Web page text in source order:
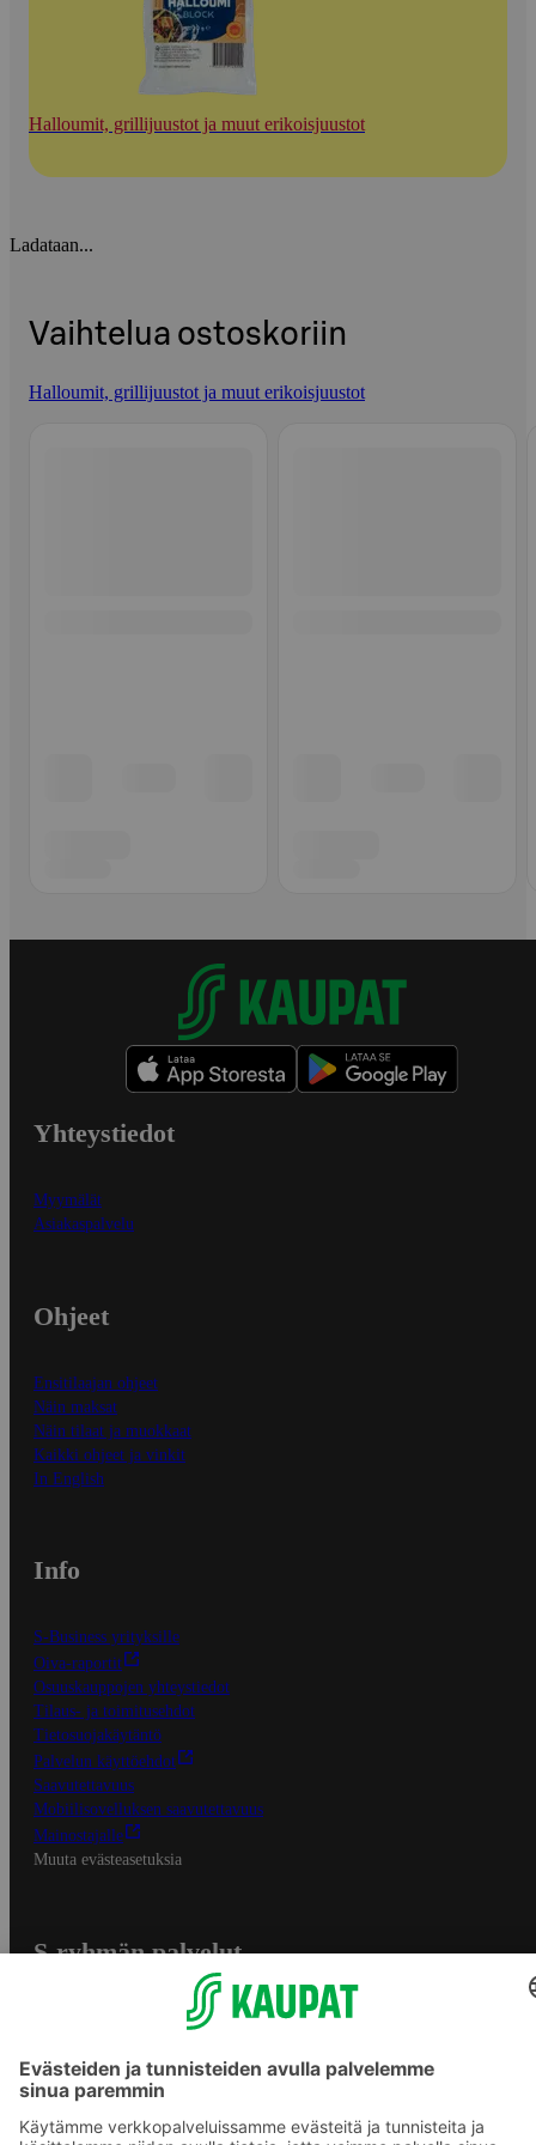
Halloumit, grillijuustot ja muut erikoisjuustot
Ladataan...
Vaihtelua ostoskoriin
Halloumit, grillijuustot ja muut erikoisjuustot
Yhteystiedot
Myymälät
Asiakaspalvelu
Ohjeet
Ensitilaajan ohjeet
Näin maksat
Näin tilaat ja muokkaat
Kaikki ohjeet ja vinkit
In English
Info
S-Business yrityksille
Oiva-raportit
Osuuskauppojen yhteystiedot
Tilaus- ja toimitusehdot
Tietosuojakäytäntö
Palvelun käyttöehdot
Saavutettavuus
Mobiilisovelluksen saavutettavuus
Mainostajalle
Muuta evästeasetuksia
S-ryhmän palvelut
Yhteishyvä Ruoka -sovellus
S-ostoslista -sovellus
Prisma.fi